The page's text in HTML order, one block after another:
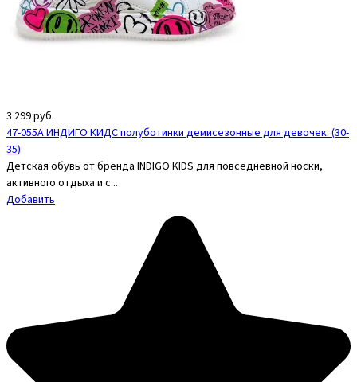
3 299руб.
47-055A ИНДИГО КИДС полуботинки демисезонные для девочек. (30-
35)
Детская обувь от бренда INDIGO KIDS для повседневной носки,
активного отдыха и с...
Добавить